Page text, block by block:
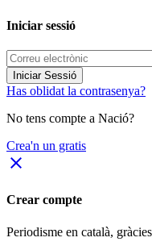
Iniciar sessió
Iniciar Sessió
Has oblidat la contrasenya?
No tens compte a Nació?
Crea'n un gratis
close
Crear compte
Periodisme en català,